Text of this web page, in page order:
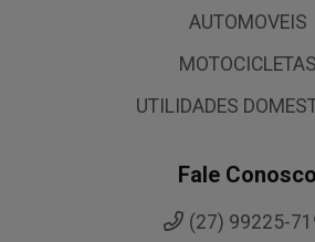
AUTOMOVEIS
MOTOCICLETAS
UTILIDADES
Fale Conosco
(27) 99225-